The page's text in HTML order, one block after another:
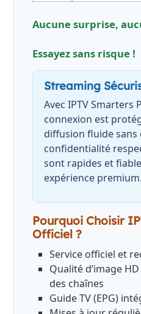
Aucune surprise,
Essayez sans risque !
Streaming
Avec IPTV Smarters
connexion est
diffusion fluide sans
confidentialité
sont rapides et
expérience premium.
Pourquoi Choisir
Officiel ?
Service officiel et
Qualité d’image
des chaînes
Guide TV (EPG)